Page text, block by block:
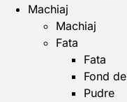
Machiaj
Machiaj
Fata
Fata
Fond
Pudre